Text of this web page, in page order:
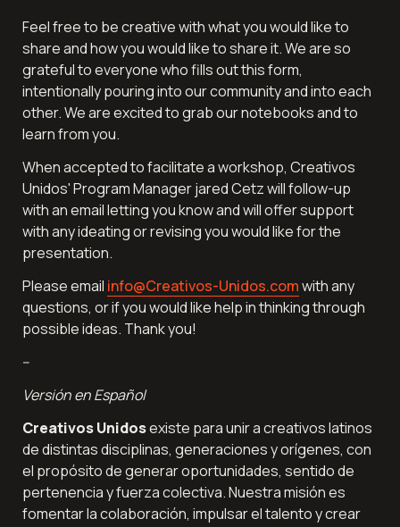
Feel free to be creative with what you would like to
share and how you would like to share it. We are so
grateful to everyone who fills out this form,
intentionally pouring into our community and into each
other. We are excited to grab our notebooks and to
learn from you.
When accepted to facilitate a workshop, Creativos
Unidos' Program Manager jared Cetz will follow-up
with an email letting you know and will offer support
with any ideating or revising you would like for the
presentation.
Please email info@Creativos-Unidos.com with any
questions, or if you would like help in thinking through
possible ideas. Thank you!
--
Versión en Español
Creativos Unidos existe para unir a creativos latinos
de distintas disciplinas, generaciones y orígenes, con
el propósito de generar oportunidades, sentido de
pertenencia y fuerza colectiva. Nuestra misión es
fomentar la colaboración, impulsar el talento y crear